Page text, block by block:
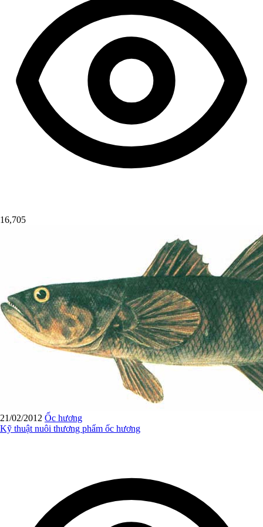
16,705
21/02/2012 Ốc hương
Kỹ thuật nuôi thương phẩm ốc hương